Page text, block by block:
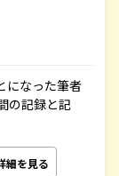
になった筆者
の記録と記
細を見る